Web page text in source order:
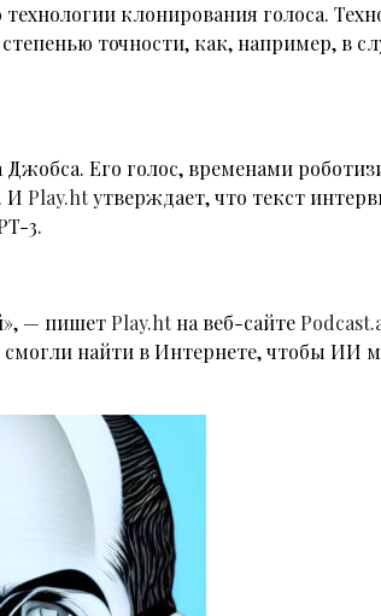
клонирования голоса.
точности, как, например, в
Его голос, временами
И Play.htутверждает, что текст
3.
— пишет Play.htна веб-сайте
найти в Интернете, чтобы ИИ